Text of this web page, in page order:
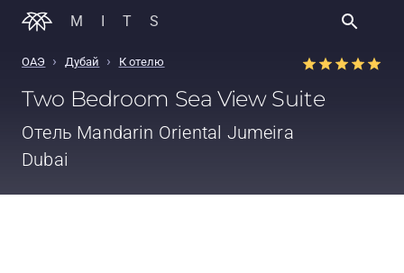
MITS
ОАЭ › Дубай › К отелю
Two Bedroom Sea View Suite
Отель Mandarin Oriental Jumeira
Dubai